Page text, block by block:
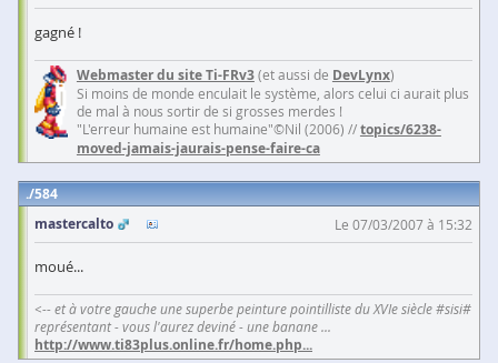
gagné !
Webmaster du site Ti-FRv3(et aussi de DevLynx)
Si moins de monde enculait le système, alors celui ci aurait plus
de mal à nous sortir de si grosses merdes !
"L'erreur humaine est humaine"©Nil (2006) //topics/6238-
moved-jamais-jaurais-pense-faire-ca
584
mastercalto
Le 07/03/2007 à 15:32
moué...
<-- et à votre gauche une superbe peinture pointilliste du XVIe siècle #sisi#
représentant - vous l'aurez deviné - une banane ...
http://www.ti83plus.online.fr/home.php...